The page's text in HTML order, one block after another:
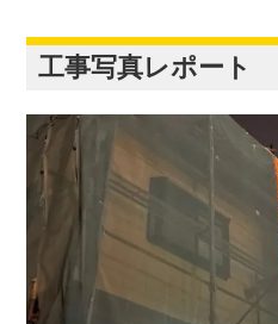
工事写真レポート